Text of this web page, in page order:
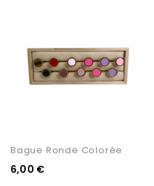
Bague Ronde Colorée
6,00 €